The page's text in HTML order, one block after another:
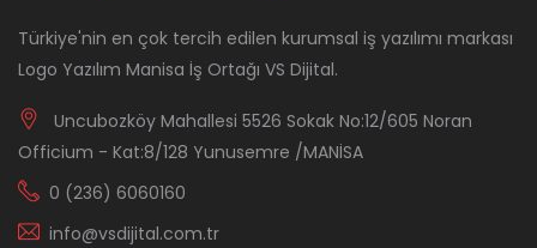
Türkiye'nin en çok tercih edilen kurumsal iş yazılımı markası
Logo Yazılım Manisa İş Ortağı VS Dijital.
Uncubozköy Mahallesi 5526 Sokak No:12/605 Noran
Officium - Kat:8/128 Yunusemre /MANİSA
0 (236) 6060160
info@vsdijital.com.tr